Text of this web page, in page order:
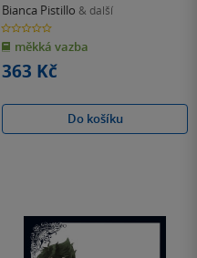
Bianca Pistillo & další
0.0
z
5
hvězdiček
měkká vazba
363 Kč
Do košíku